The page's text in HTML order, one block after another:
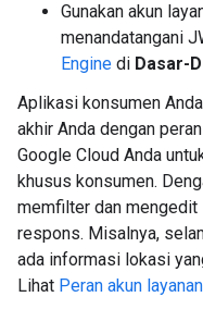
Gunakan akun
menandatangani
Engine di Dasar-
Aplikasi konsumen
akhir Anda dengan peran
Google Cloud Anda
khusus konsumen.
memfilter dan
respons. Misalnya,
ada informasi lokasi
Lihat Peran akun